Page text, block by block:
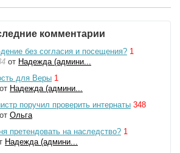
комментарии
без согласия и посещения? 1
от Надежда (админи...
для Веры 1
от Надежда (админи...
поручил проверить интернаты 348
от Ольга
претендовать на наследство? 1
Надежда (админи...